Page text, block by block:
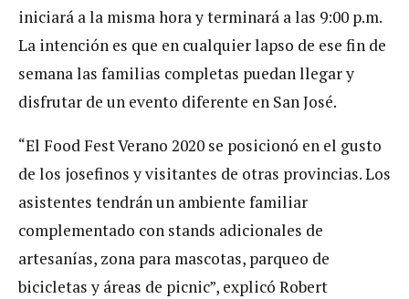
iniciará a la misma hora y terminará a las 9:00 p.m.
La intención es que en cualquier lapso de ese fin de
semana las familias completas puedan llegar y
disfrutar de un evento diferente en San José.
“El Food Fest Verano 2020 se posicionó en el gusto
de los josefinos y visitantes de otras provincias. Los
asistentes tendrán un ambiente familiar
complementado con stands adicionales de
artesanías, zona para mascotas, parqueo de
bicicletas y áreas de picnic”, explicó Robert